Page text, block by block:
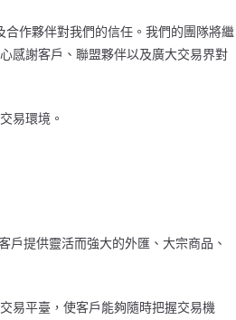
作夥伴對我們的信任。我們的團隊將繼
感謝客戶、聯盟夥伴以及廣大交易界對
易環境。
戶提供靈活而強大的外匯、大宗商品、
易平臺，使客戶能夠隨時把握交易機